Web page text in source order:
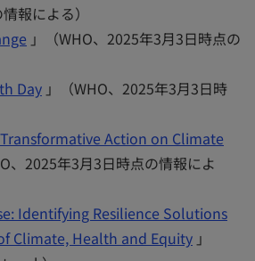
報による）
」（WHO、2025年3月3日時点の
Day 」（WHO、2025年3月3日時
Action on Climate
、2025年3月3日時点の情報によ
Identifying Resilience Solutions
Climate, Health and Equity 」